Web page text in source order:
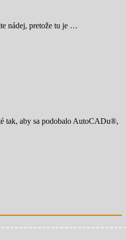
nádej, pretože tu je …
tak, aby sa podobalo AutoCADu®,